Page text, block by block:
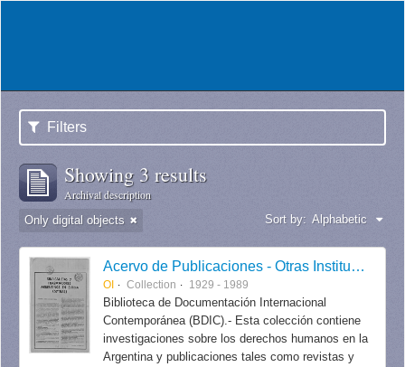
Filters
Showing 3 results
Archival description
Only digital objects Sort by: Alphabetic
Acervo de Publicaciones - Otras Instituciones
OI Collection 1929 - 1989
Biblioteca de Documentación Internacional
Contemporánea (BDIC).- Esta colección contiene
investigaciones sobre los derechos humanos en la
Argentina y publicaciones tales como revistas y